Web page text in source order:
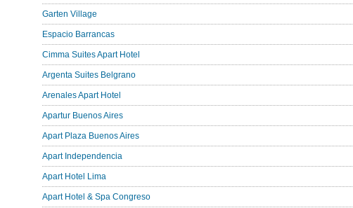
Garten Village
Espacio Barrancas
Cimma Suites Apart Hotel
Argenta Suites Belgrano
Arenales Apart Hotel
Apartur Buenos Aires
Apart Plaza Buenos Aires
Apart Independencia
Apart Hotel Lima
Apart Hotel & Spa Congreso